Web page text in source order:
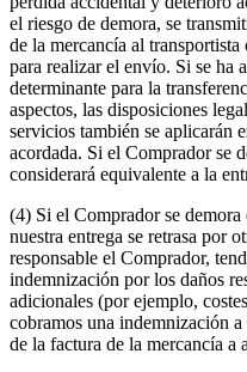
el riesgo de demora, se
de la mercancía al
para realizar el envío. Si se ha
determinante para la
aspectos, las disposiciones
servicios también se aplicarán
acordada. Si el Comprador se
considerará equivalente a la
(4) Si el Comprador se
nuestra entrega se retrasa por
responsable el Comprador,
indemnización por los daños
adicionales (por ejemplo,
cobramos una indemnización
de la factura de la mercancía a